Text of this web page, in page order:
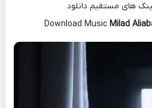
های مستقیم دانلود
Milad